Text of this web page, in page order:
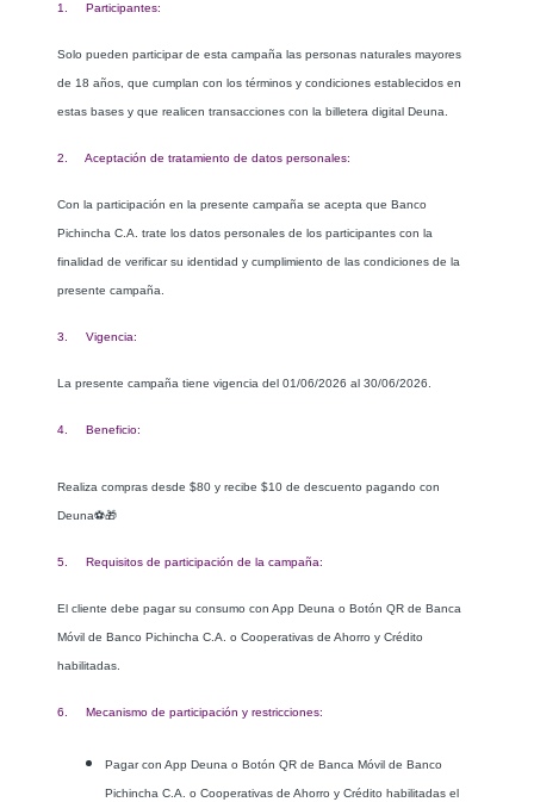
1. Participantes:
Solo pueden participar de esta campaña las personas naturales mayores
de 18 años, que cumplan con los términos y condiciones establecidos en
estas bases y que realicen transacciones con la billetera digital Deuna.
2. Aceptación de tratamiento de datos personales:
Con la participación en la presente campaña se acepta que Banco
Pichincha C.A. trate los datos personales de los participantes con la
finalidad de verificar su identidad y cumplimiento de las condiciones de la
presente campaña.
3. Vigencia:
La presente campaña tiene vigencia del 01/06/2026 al 30/06/2026.
4. Beneficio:
Realiza compras desde $80 y recibe $10 de descuento pagando con
Deuna⚽🎁
5. Requisitos de participación de la campaña:
El cliente debe pagar su consumo con App Deuna o Botón QR de Banca
Móvil de Banco Pichincha C.A. o Cooperativas de Ahorro y Crédito
habilitadas.
6. Mecanismo de participación y restricciones:
Pagar con App Deuna o Botón QR de Banca Móvil de Banco
Pichincha C.A. o Cooperativas de Ahorro y Crédito habilitadas e